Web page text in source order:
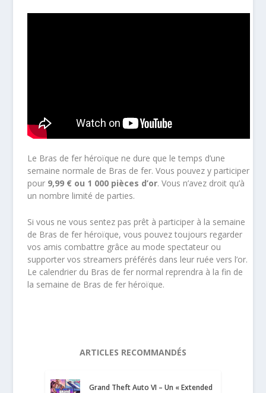
Le Bras de fer héroïque ne dure que le temps d’une
semaine normale de Bras de fer. Vous pouvez y participer
pour 9,99 € ou 1 000 pièces d’or. Vous n’avez droit qu’à
un nombre limité de parties.
Si vous ne vous sentez pas prêt à participer à la semaine
de Bras de fer héroïque, vous pouvez toujours regarder
vos amis combattre grâce au mode spectateur ou
supporter vos streamers préférés dans leur ruée vers l’or.
Le calendrier du Bras de fer normal reprendra à la fin de
la semaine de Bras de fer héroïque.
ARTICLES RECOMMANDÉS
Grand Theft Auto VI – Un « Extended